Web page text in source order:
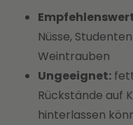
Nüsse,
Weintrauben
Ungeeignet:
Rückstände auf
hinterlassen